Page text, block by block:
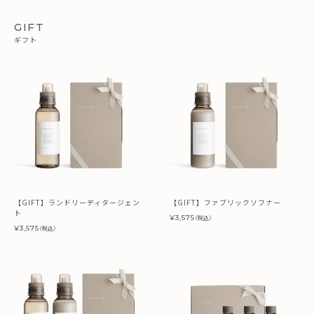
GIFT
ギフト
【GIFT】ランドリーディタージェン
ト
¥3,575（税込）
【GIFT】ファブリックソフナー
¥3,575（税込）